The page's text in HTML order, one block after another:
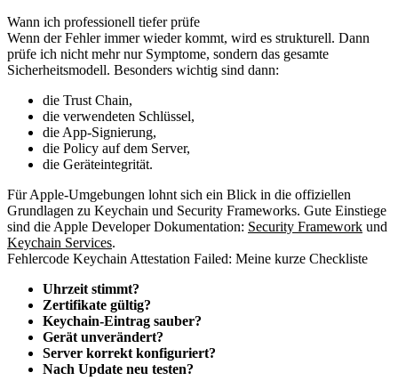
Wann ich professionell tiefer prüfe
Wenn der Fehler immer wieder kommt, wird es strukturell. Dann
prüfe ich nicht mehr nur Symptome, sondern das gesamte
Sicherheitsmodell. Besonders wichtig sind dann:
die Trust Chain,
die verwendeten Schlüssel,
die App-Signierung,
die Policy auf dem Server,
die Geräteintegrität.
Für Apple-Umgebungen lohnt sich ein Blick in die offiziellen
Grundlagen zu Keychain und Security Frameworks. Gute Einstiege
sind die Apple Developer Dokumentation: Security Framework und
Keychain Services.
Fehlercode Keychain Attestation Failed: Meine kurze Checkliste
Uhrzeit stimmt?
Zertifikate gültig?
Keychain-Eintrag sauber?
Gerät unverändert?
Server korrekt konfiguriert?
Nach Update neu testen?